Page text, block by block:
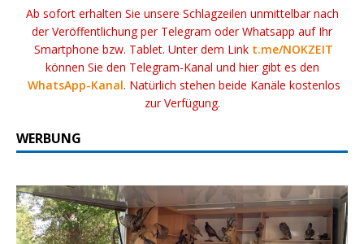
Ab sofort erhalten Sie unsere Schlagzeilen unmittelbar nach
der Veröffentlichung per Telegram oder Whatsapp auf Ihr
Smartphone bzw. Tablet. Unter dem Link t.me/NOKZEIT
können Sie den Telegram-Kanal und hier gibt es den
WhatsApp-Kanal. Natürlich stehen beide Kanäle kostenlos
zur Verfügung.
WERBUNG